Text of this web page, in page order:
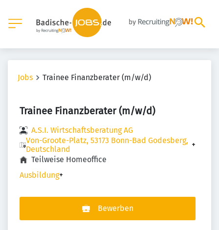
Jobs Trainee Finanzberater (m/w/d)
Trainee Finanzberater (m/w/d)
A.S.I. Wirtschaftsberatung AG
Von-Groote-Platz, 53173 Bonn-Bad Godesberg,
Deutschland
+
Teilweise Homeoffice
Ausbildung+
Bewerben